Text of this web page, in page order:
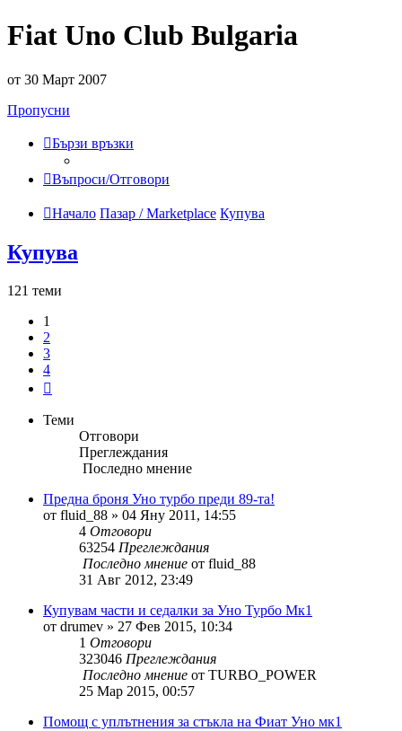
Fiat Uno Club Bulgaria
от 30 Март 2007
Пропусни
Бързи връзки
Въпроси/Отговори
Начало Пазар / Marketplace Купува
Купува
121 теми
1
2
3
4
Теми
Отговори
Преглеждания
Последно мнение
Предна броня Уно турбо преди 89-та!
от fluid_88 » 04 Яну 2011, 14:55
4 Отговори
63254 Преглеждания
Последно мнение от fluid_88
31 Авг 2012, 23:49
Купувам части и седалки за Уно Турбо Мк1
от drumev » 27 Фев 2015, 10:34
1 Отговори
323046 Преглеждания
Последно мнение от TURBO_POWER
25 Мар 2015, 00:57
Помощ с уплътнения за стъкла на Фиат Уно мк1